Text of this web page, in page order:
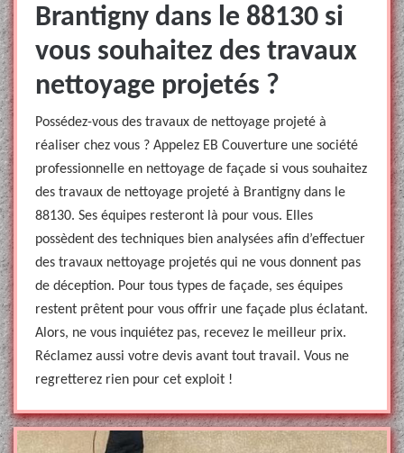
Brantigny dans le 88130 si
vous souhaitez des travaux
nettoyage projetés ?
Possédez-vous des travaux de nettoyage projeté à
réaliser chez vous ? Appelez EB Couverture une société
professionnelle en nettoyage de façade si vous souhaitez
des travaux de nettoyage projeté à Brantigny dans le
88130. Ses équipes resteront là pour vous. Elles
possèdent des techniques bien analysées afin d’effectuer
des travaux nettoyage projetés qui ne vous donnent pas
de déception. Pour tous types de façade, ses équipes
restent prêtent pour vous offrir une façade plus éclatant.
Alors, ne vous inquiétez pas, recevez le meilleur prix.
Réclamez aussi votre devis avant tout travail. Vous ne
regretterez rien pour cet exploit !